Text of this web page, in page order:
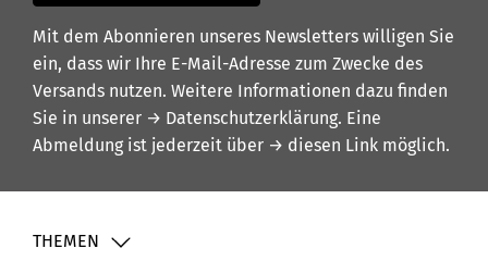
Mit dem Abonnieren unseres Newsletters willigen Sie
ein, dass wir Ihre E-Mail-Adresse zum Zwecke des
Versands nutzen. Weitere Informationen dazu finden
Sie in unserer → Datenschutzerklärung. Eine
Abmeldung ist jederzeit über → diesen Link möglich.
THEMEN